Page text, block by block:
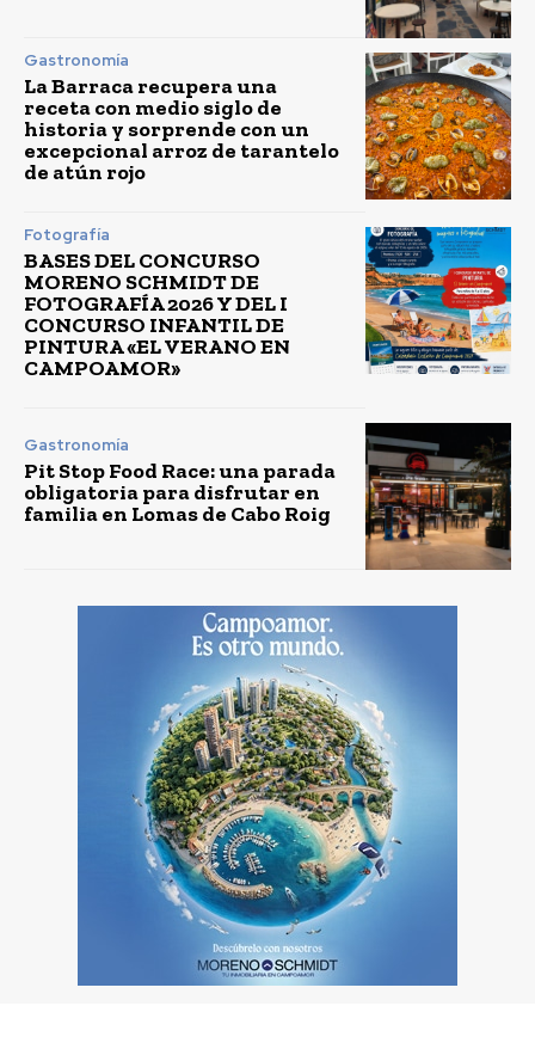
Gastronomía
La Barraca recupera una
receta con medio siglo de
historia y sorprende con un
excepcional arroz de tarantelo
de atún rojo
Fotografía
BASES DEL CONCURSO
MORENO SCHMIDT DE
FOTOGRAFÍA 2026 Y DEL I
CONCURSO INFANTIL DE
PINTURA «EL VERANO EN
CAMPOAMOR»
Gastronomía
Pit Stop Food Race: una parada
obligatoria para disfrutar en
familia en Lomas de Cabo Roig